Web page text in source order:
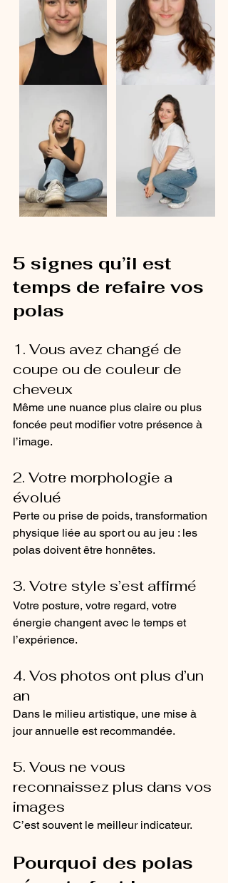
5 signes qu’il est
temps de refaire vos
polas
1. Vous avez changé de
coupe ou de couleur de
cheveux
Même une nuance plus claire ou plus
foncée peut modifier votre présence à
l’image.
2. Votre morphologie a
évolué
Perte ou prise de poids, transformation
physique liée au sport ou au jeu : les
polas doivent être honnêtes.
3. Votre style s’est affirmé
Votre posture, votre regard, votre
énergie changent avec le temps et
l’expérience.
4. Vos photos ont plus d’un
an
Dans le milieu artistique, une mise à
jour annuelle est recommandée.
5. Vous ne vous
reconnaissez plus dans vos
images
C’est souvent le meilleur indicateur.
Pourquoi des polas